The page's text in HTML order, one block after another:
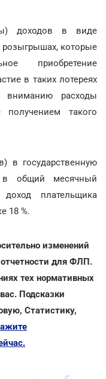
доходов в виде
которые
приобретение
в таких лотереях
расходы
такого
в государственную
в общий месячный
плательщика
18 %.
изменений
отчетности для ФЛП.
тех нормативных
Подсказки
Статистику,